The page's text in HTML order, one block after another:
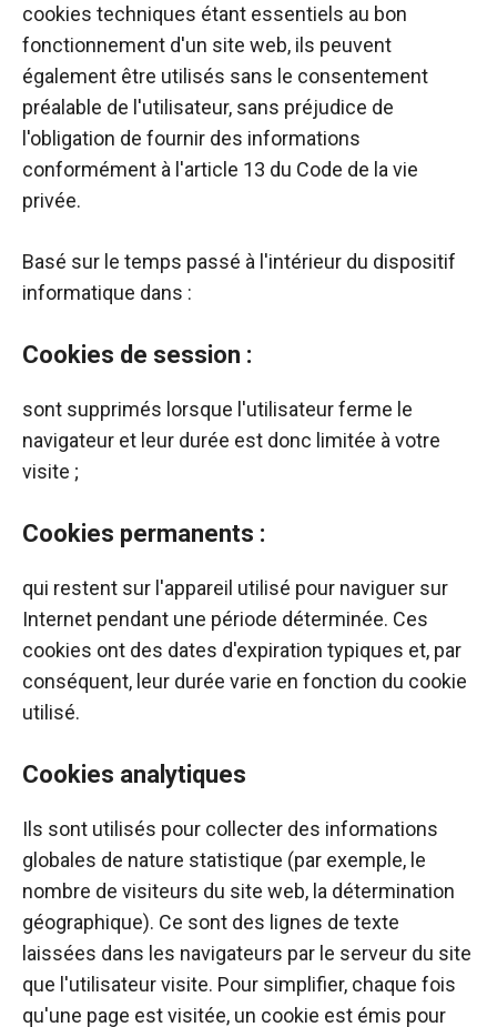
cookies techniques étant essentiels au bon
fonctionnement d'un site web, ils peuvent
également être utilisés sans le consentement
préalable de l'utilisateur, sans préjudice de
l'obligation de fournir des informations
conformément à l'article 13 du Code de la vie
privée.
Basé sur le temps passé à l'intérieur du dispositif
informatique dans :
Cookies de session :
sont supprimés lorsque l'utilisateur ferme le
navigateur et leur durée est donc limitée à votre
visite ;
Cookies permanents :
qui restent sur l'appareil utilisé pour naviguer sur
Internet pendant une période déterminée. Ces
cookies ont des dates d'expiration typiques et, par
conséquent, leur durée varie en fonction du cookie
utilisé.
Cookies analytiques
Ils sont utilisés pour collecter des informations
globales de nature statistique (par exemple, le
nombre de visiteurs du site web, la détermination
géographique). Ce sont des lignes de texte
laissées dans les navigateurs par le serveur du site
que l'utilisateur visite. Pour simplifier, chaque fois
qu'une page est visitée, un cookie est émis pour